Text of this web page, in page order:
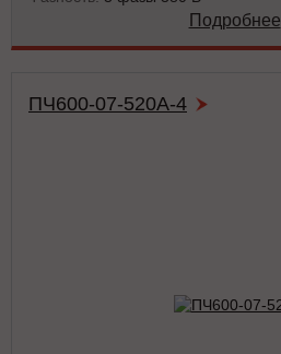
Подробнее
ПЧ600-07-520А-4